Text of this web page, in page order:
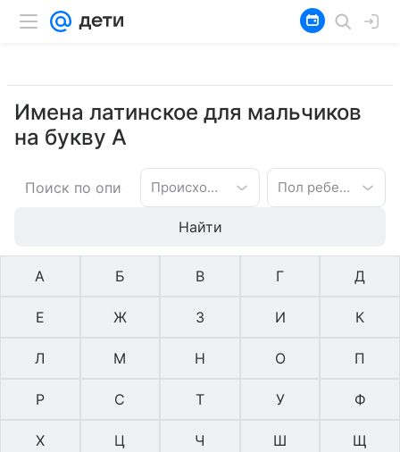
Имена латинское для мальчиков
на букву А
Происхождение имени Пол ребенка
Найти
А Б В Г Д
Е Ж З И К
Л М Н О П
Р С Т У Ф
Х Ц Ч Ш Щ